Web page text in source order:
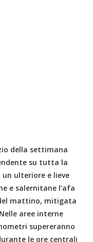
della settimana
su tutta la
ulteriore e lieve
e salernitane l’afa
mattino, mitigata
aree interne
supereranno
le ore centrali